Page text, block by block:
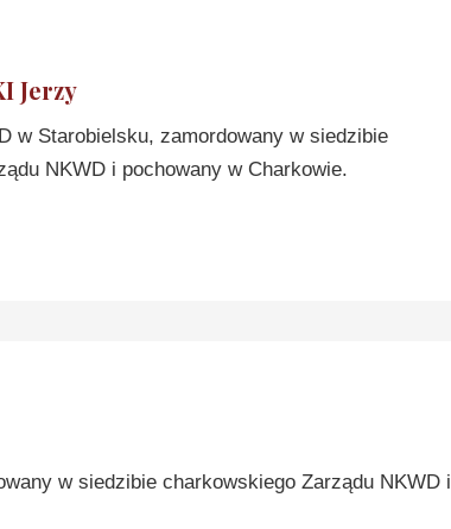
Jerzy
w Starobielsku, zamordowany w siedzibie
NKWD i pochowany w Charkowie.
w siedzibie charkowskiego Zarządu NKWD i